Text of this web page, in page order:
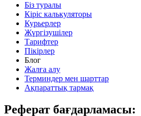
Біз туралы
Кіріс калькуляторы
Курьерлер
Жүргізушілер
Тарифтер
Пікірлер
Блог
Жалға алу
Терминдер мен шарттар
Ақпараттық тармақ
Реферат бағдарламасы: